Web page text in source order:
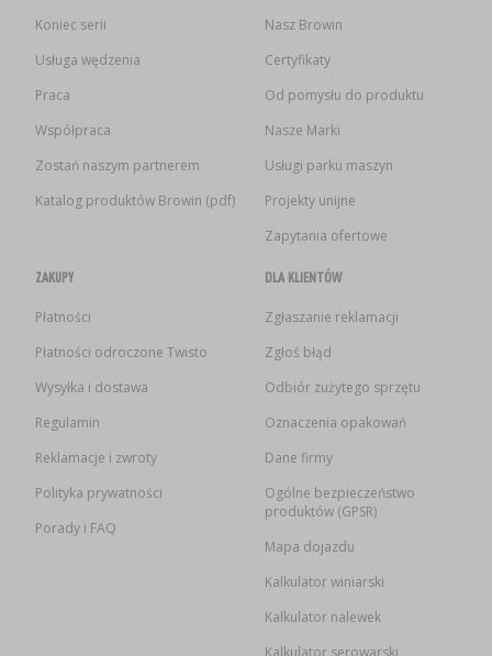
Koniec serii
Usługa wędzenia
Praca
Współpraca
Zostań naszym partnerem
Katalog produktów Browin (pdf)
Nasz Browin
Certyfikaty
Od pomysłu do produktu
Nasze Marki
Usługi parku maszyn
Projekty unijne
Zapytania ofertowe
ZAKUPY
Płatności
Płatności odroczone Twisto
Wysyłka i dostawa
Regulamin
Reklamacje i zwroty
Polityka prywatności
Porady i FAQ
DLA KLIENTÓW
Zgłaszanie reklamacji
Zgłoś błąd
Odbiór zużytego sprzętu
Oznaczenia opakowań
Dane firmy
Ogólne bezpieczeństwo
produktów (GPSR)
Mapa dojazdu
Kalkulator winiarski
Kalkulator nalewek
Kalkulator serowarski